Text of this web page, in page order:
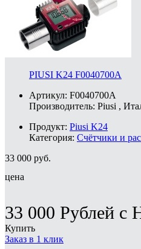
PIUSI K24 F0040700A
Артикул: F0040700A
Производитель: Piusi ,
Продукт: Piusi K24
Категория: Счётчики и
33 000 руб.
цена
33 000 Рублей с
Купить
Заказ в 1 клик